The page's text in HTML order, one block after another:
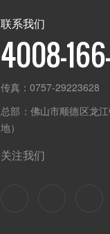
联系我们
4008-
传真：0757-29223628
总部： 佛山市顺德区龙
地）
关注我们